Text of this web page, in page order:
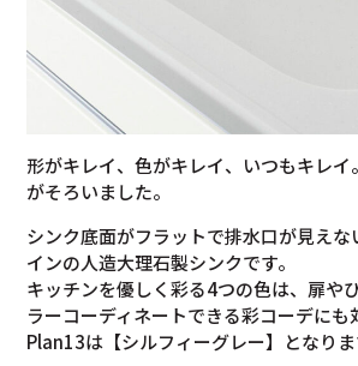
形がキレイ、色がキレイ、いつもキレイ
がそろいました。
シンク底面がフラットで排水口が見えな
インの人造大理石製シンクです。
キッチンを優しく彩る4つの色は、扉や
ラーコーディネートできる彩コーデにも
Plan13は【シルフィーグレー】となりま